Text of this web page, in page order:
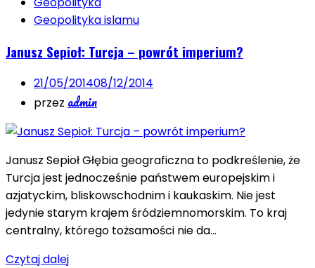
Geopolityka islamu
Janusz Sepioł: Turcja – powrót imperium?
21/05/201408/12/2014
przez admin
Janusz Sepioł Głębia geograficzna to podkreślenie, że
Turcja jest jednocześnie państwem europejskim i
azjatyckim, bliskowschodnim i kaukaskim. Nie jest
jedynie starym krajem śródziemnomorskim. To kraj
centralny, którego tożsamości nie da…
Czytaj dalej